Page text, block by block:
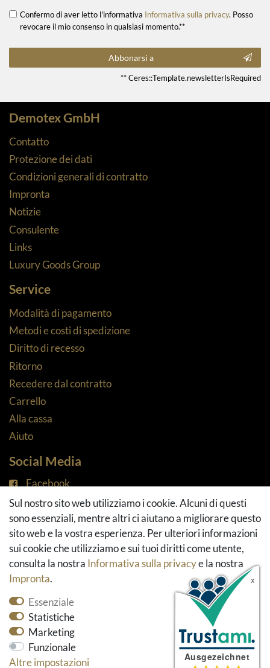
Confermo di aver letto l'informativa Informativa sulla privacy. Posso
revocare il mio consenso in qualsiasi momento.**
Abbonarsi a
** Ceres::Template.newsletterIsRequired
Demotex GmbH
Contatto
Protezione dei dati
Condizioni generali di contratto
Impronta
Notizie
Consulente
Links
Luxury Goods Group
Service
Modalità di pagamento
Metodi e costi di spedizione
Diritto di recesso
Ritorno
Recedere dal contratto
Carrello
Alla cassa
Aiuto
Social Media
Facebook
Instagram
Pinterest
Youtube
Houzz
* Tutti i prezzi includono l'imposta sul valore
Sul nostro sito web utilizziamo i cookie. Alcuni di questi
sono essenziali, mentre altri ci aiutano a migliorare questo
sito web e la vostra esperienza. Per ulteriori informazioni
sui cookie che utilizziamo e sui tuoi diritti come utente,
consulta la nostra Informativa sulla privacye la nostra
Impronta.
Essenziale
Statistiche
Marketing
Funzionale
Altre impostazioni